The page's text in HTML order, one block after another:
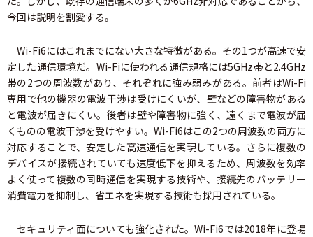
今回は説明を割愛する。
Wi-Fi6にはこれまでにない大きな特徴がある。その1つが高速で安
定した通信環境だ。Wi-Fiに使われる通信規格には5GHz帯と2.4GHz
帯の2つの周波数があり、それぞれに強み弱みがある。前者はWi-Fi
専用で他の機器の電波干渉は受けにくいが、壁などの障害物がある
と電波が届きにくい。後者は壁や障害物に強く、遠くまで電波が届
くものの電波干渉を受けやすい。Wi-Fi6はこの2つの周波数の両方に
対応することで、安定した高速通信を実現している。さらに複数の
デバイスが接続されていても速度低下を抑えるため、周波数を効率
よく使って複数の同時通信を実現する技術や、接続先のバッテリー
消費電力を抑制し、省エネを実現する技術も採用されている。
セキュリティ面についても強化された。Wi-Fi6では2018年に登場